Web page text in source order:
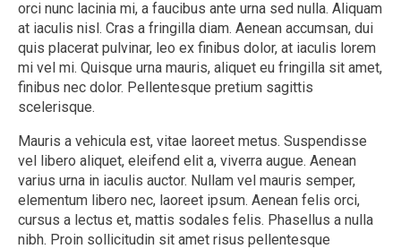
orci nunc lacinia mi, a faucibus ante urna sed nulla. Aliquam
at iaculis nisl. Cras a fringilla diam. Aenean accumsan, dui
quis placerat pulvinar, leo ex finibus dolor, at iaculis lorem
mi vel mi. Quisque urna mauris, aliquet eu fringilla sit amet,
finibus nec dolor. Pellentesque pretium sagittis
scelerisque.
Mauris a vehicula est, vitae laoreet metus. Suspendisse
vel libero aliquet, eleifend elit a, viverra augue. Aenean
varius urna in iaculis auctor. Nullam vel mauris semper,
elementum libero nec, laoreet ipsum. Aenean felis orci,
cursus a lectus et, mattis sodales felis. Phasellus a nulla
nibh. Proin sollicitudin sit amet risus pellentesque